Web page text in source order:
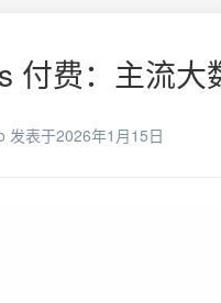
付费：主流
发表于2026年1月15日